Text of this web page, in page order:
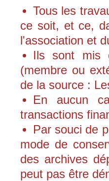
Tous les
ce soit, et ce,
l'association et
Ils sont mis
(membre ou
de la source :
En aucun
transactions
Par souci de
mode de
des archives
peut pas être